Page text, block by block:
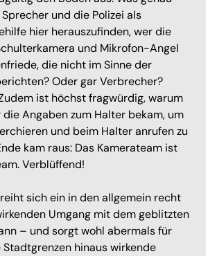
und die Polizei als
hier herauszufinden, wer die
und Mikrofon-Angel
die nicht im Sinne der
Oder gar Verbrecher?
ist höchst fragwürdig, warum
Angaben zum Halter bekam, um
und beim Halter anrufen zu
kam raus: Das Kamerateam ist
Verblüffend!
sich ein in den allgemein recht
Umgang mit dem geblitzten
– und sorgt wohl abermals für
hinaus wirkende